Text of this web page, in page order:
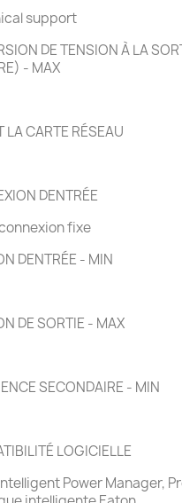
support
DE TENSION À LA
- MAX
LA CARTE RÉSEAU
DENTRÉE
fixe
DENTRÉE - MIN
DE SORTIE - MAX
SECONDAIRE - MIN
LOGICIELLE
Power Manager,